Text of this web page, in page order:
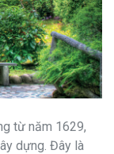
từ năm 1629,
dựng. Đây là